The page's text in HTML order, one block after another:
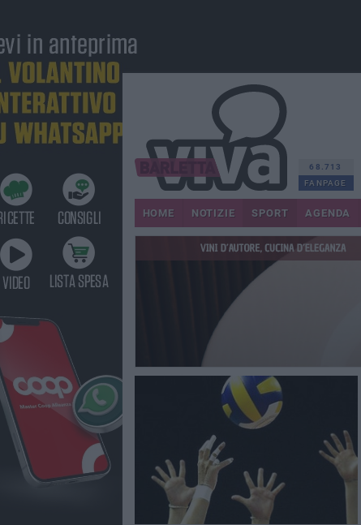
68.713
FANPAGE
HOME NOTIZIE SPORT AGENDA